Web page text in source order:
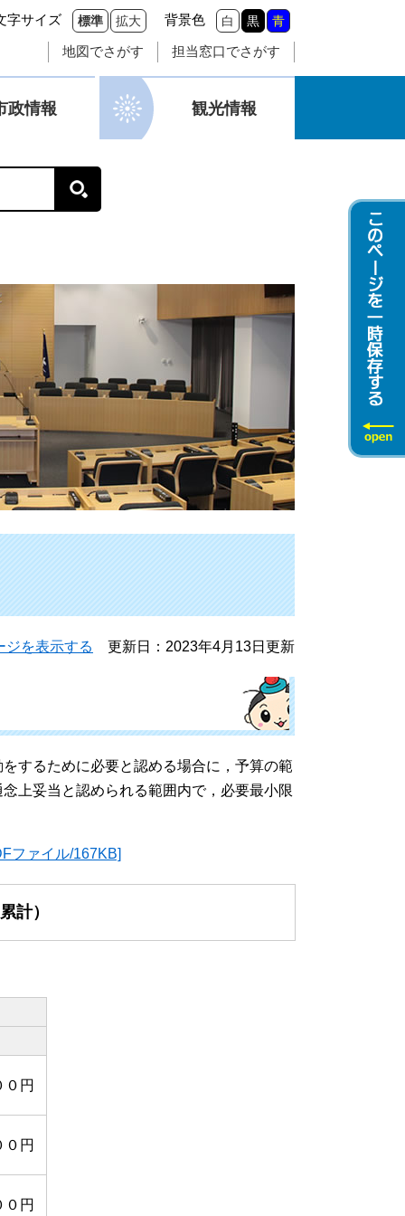
字サイズ 標準 拡大 背景色 白 黒 青
地図でさがす 担当窓口でさがす
政情報 観光情報
ジを表示する 更新日：2023年4月13日更新
するために必要と認める場合に，予算の範
上妥当と認められる範囲内で，必要最小限
ファイル/167KB]
累計）
０円
０円
０円